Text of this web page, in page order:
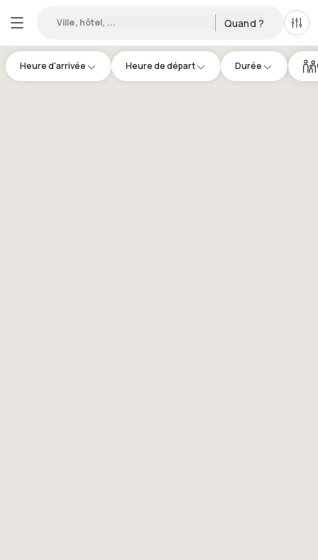
Ville, hôtel, ... Quand ?
Heure d'arrivée Heure de départ Durée